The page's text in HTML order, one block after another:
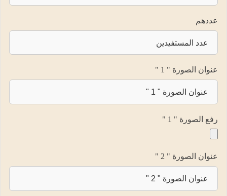
عددهم
عنوان الصورة " 1 "
رفع الصورة " 1 "
عنوان الصورة " 2 "